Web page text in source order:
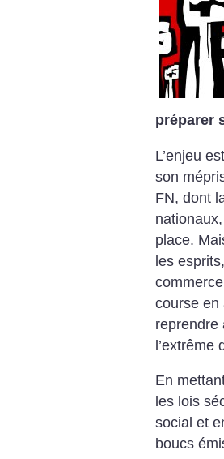
préparer
L’enjeu
son
FN, dont
place.
les
course en
reprendre
l’extrême
En
les lois
social et
boucs